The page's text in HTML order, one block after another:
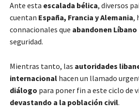
Ante esta escalada bélica, diversos
cuentan España, Francia y Alemania,
connacionales que abandonen Líbano
seguridad.
Mientras tanto, las autoridades
internacional hacen un llamado
diálogo para poner fin a este ciclo de
devastando a la población civil.